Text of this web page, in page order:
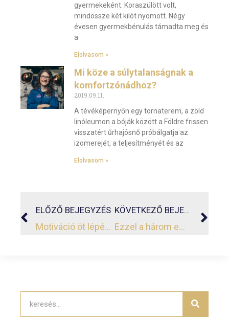
gyermekeként. Koraszülött volt,
mindössze két kilót nyomott. Négy
évesen gyermekbénulás támadta meg és
a
Elolvasom »
Mi köze a súlytalanságnak a
komfortzónádhoz?
2019.09.11.
A tévéképernyőn egy tornaterem, a zöld
linóleumon a bóják között a Földre frissen
visszatért űrhajósnő próbálgatja az
izomerejét, a teljesítményét és az
Elolvasom »
ELŐZŐ BEJEGYZÉS
Motiváció öt lépésben
KÖVETKEZŐ BEJEGYZÉS
Ezzel a három embertípussal ne oszd meg a céljaidat!